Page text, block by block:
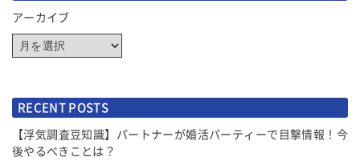
アーカイブ
RECENT POSTS
【浮気調査豆知識】パートナーが婚活パーティーで目撃情報！今
後やるべきことは？